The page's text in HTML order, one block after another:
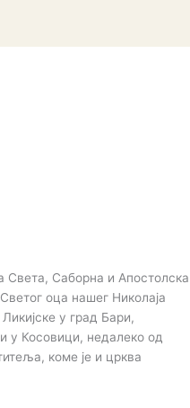
Света, Саборна и Апостолска
оца нашег Николаја
у град Бари,
у Косовици, недалеко од
коме је и црква